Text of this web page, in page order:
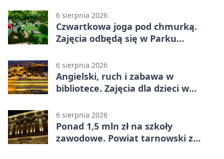
6 sierpnia 2026
Czwartkowa joga pod chmurką.
Zajęcia odbędą się w Parku
6 sierpnia 2026
Angielski, ruch i zabawa w
bibliotece. Zajęcia dla dzieci w
6 sierpnia 2026
Ponad 1,5 mln zł na szkoły
zawodowe. Powiat tarnowski z